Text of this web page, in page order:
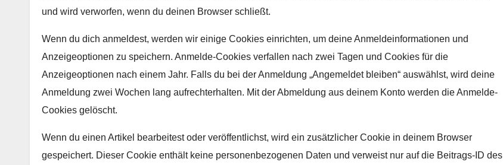
und wird verworfen, wenn du deinen Browser schließt.
Wenn du dich anmeldest, werden wir einige Cookies einrichten, um deine Anmeldeinformationen und
Anzeigeoptionen zu speichern. Anmelde-Cookies verfallen nach zwei Tagen und Cookies für die
Anzeigeoptionen nach einem Jahr. Falls du bei der Anmeldung „Angemeldet bleiben“ auswählst, wird deine
Anmeldung zwei Wochen lang aufrechterhalten. Mit der Abmeldung aus deinem Konto werden die Anmelde-
Cookies gelöscht.
Wenn du einen Artikel bearbeitest oder veröffentlichst, wird ein zusätzlicher Cookie in deinem Browser
gespeichert. Dieser Cookie enthält keine personenbezogenen Daten und verweist nur auf die Beitrags-ID des